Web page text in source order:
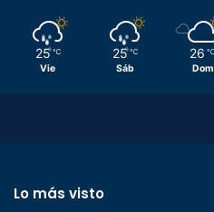
25 ℃
Vie
25 ℃
Sáb
26 ℃
Dom
Lo más visto